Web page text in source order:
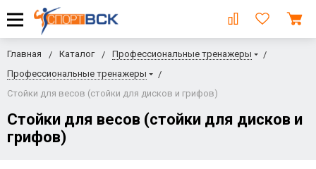
Главная Каталог
Профессиональные тренажеры
Профессиональные тренажеры
Стойки для весов (стойки для дисков и грифов)
Стойки для весов (стойки для дисков и
грифов)